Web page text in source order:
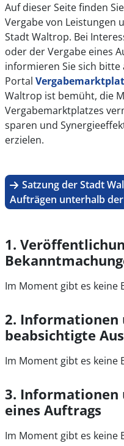
Auf dieser Seite finden
Vergabe von Leistungen
Stadt Waltrop. Bei
oder der Vergabe eines
informieren Sie sich bitte
Portal
Waltrop ist bemüht, die
Vergabemarktplatzes
sparen und
erzielen.
Satzung der Stadt
Aufträgen unterhalb
1.
Im Moment gibt es keine
2. Informationen
beabsichtigte
Im Moment gibt es keine
3. Informationen
eines Auftrags
Im Moment gibt es keine